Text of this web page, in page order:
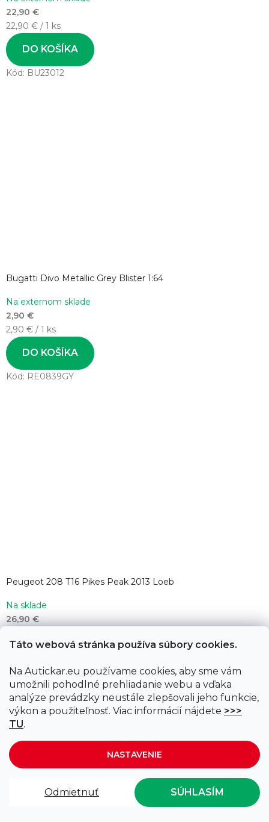
Táto webová stránka používa súbory cookies.
Na Autickar.eu používame cookies, aby sme vám
umožnili pohodlné prehliadanie webu a vďaka
analýze prevádzky neustále zlepšovali jeho funkcie,
výkon a použiteľnosť. Viac informácií nájdete >>>
TU.
NASTAVENIE
Odmietnuť SÚHLASÍM
22,90 €
Jednotková
cena:
22,90 € / 1 ks
DO KOŠÍKA
Kód: BU23012
Bugatti Divo Metallic Grey Blister 1:64
Na externom sklade
2,90 €
Jednotková
cena:
2,90 € / 1 ks
DO KOŠÍKA
Kód: RE0839GY
Peugeot 208 T16 Pikes Peak 2013 Loeb
Na sklade
26,90 €
cena:
Kód: ID-10492